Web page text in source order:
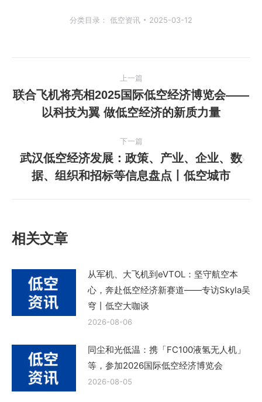
分类目录： 低空资讯 2025-03-12
章
航
上一篇
上
一
篇
文
章：
联合飞机将亮相2025国际低空经济博览会——
以科技为翼 做低空经济的新质力量
下一篇
下
一
武汉低空经济发展：政策、产业、企业、数
据、组织和招标等信息盘点丨低空城市
相关文章
从军机、大飞机到eVTOL：坚守航空本
心，奔赴低空经济新赛道——专访Skyla吴
穹丨低空大咖谈
2026-08-06
同尘和光低温：携「FC100液氢无人机」
等，参加2026国际低空经济博览会
2026-08-05